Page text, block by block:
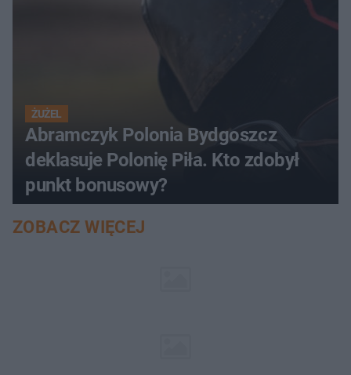
ŻUŻEL
Abramczyk Polonia Bydgoszcz
deklasuje Polonię Piła. Kto zdobył
punkt bonusowy?
ZOBACZ WIĘCEJ